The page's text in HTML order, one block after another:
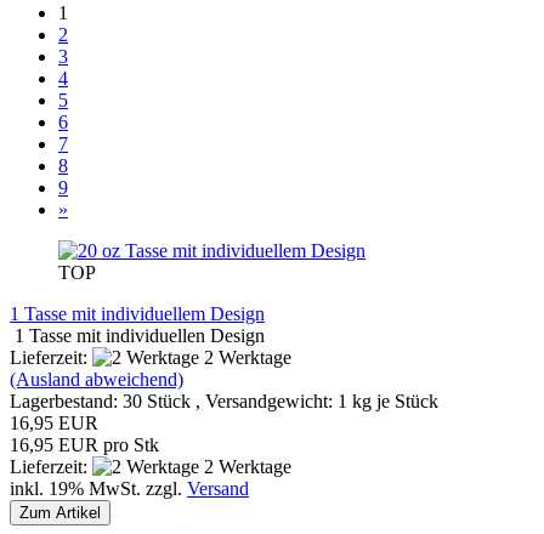
1
2
3
4
5
6
7
8
9
»
TOP
1 Tasse mit individuellem Design
1 Tasse mit individuellen Design
Lieferzeit:
2 Werktage
(Ausland abweichend)
Lagerbestand: 30 Stück , Versandgewicht: 1 kg je Stück
16,95 EUR
16,95 EUR pro Stk
Lieferzeit:
2 Werktage
inkl. 19% MwSt. zzgl. Versand
Zum Artikel